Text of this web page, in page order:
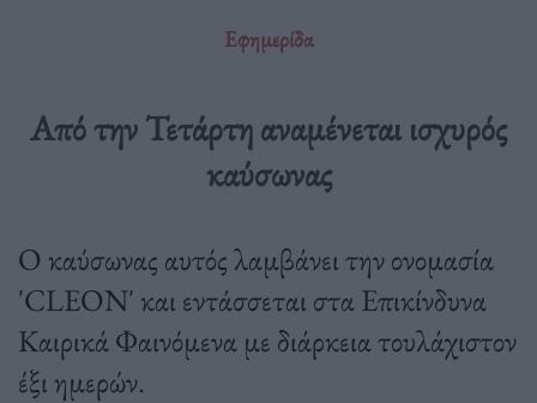
Εφημερίδα
Από την Τετάρτη αναμένεται ισχυρός
καύσωνας
Ο καύσωνας αυτός λαμβάνει την ονομασία
'CLEON' και εντάσσεται στα Επικίνδυνα
Καιρικά Φαινόμενα με διάρκεια τουλάχιστον
έξι ημερών.